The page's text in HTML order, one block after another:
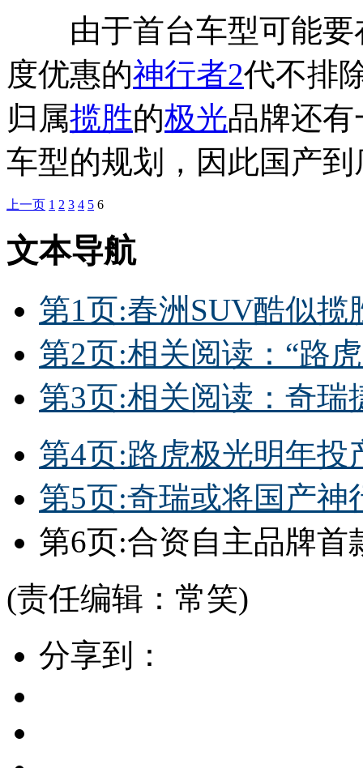
由于首台车型可能要
度优惠的神行者2代不排
归属揽胜的极光品牌还有
车型的规划，因此国产
上一页 1 2 3 4 5 6
文本导航
第1页:春洲SUV酷似揽
第2页:相关阅读：“路
第3页:相关阅读：奇瑞
第4页:路虎极光明年投
第5页:奇瑞或将国产神
第6页:合资自主品牌首
(责任编辑：常笑)
分享到：